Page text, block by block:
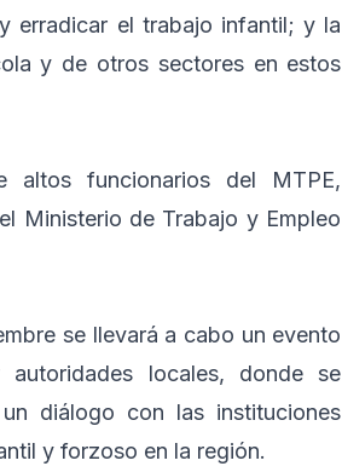
erradicar el trabajo infantil; y la
y de otros sectores en estos
funcionarios del MTPE,
Ministerio de Trabajo y Empleo
se llevará a cabo un evento
locales, donde se
diálogo con las instituciones
y forzoso en la región.